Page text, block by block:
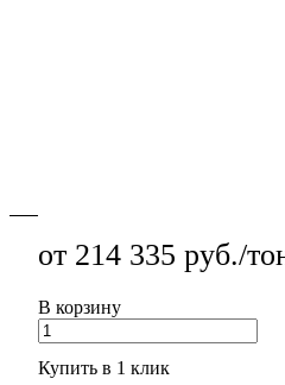
от 214 335 руб./
В корзину
Купить в 1 клик